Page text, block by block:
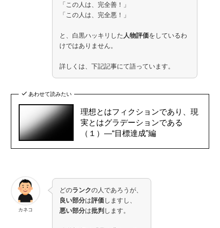
「この人は、完全善！」
「この人は、完全悪！」
と、白黒ハッキリした 人物評価をしているわ
けではありません。
詳しくは、下記記事にて語っています。
あわせて読みたい
理想とはフィクションであり、現
実とはグラデーションである
（１）―“目標達成”編
カネコ
どのランクの人であろうが、
良い部分は評価しますし、
悪い部分は批判 します。